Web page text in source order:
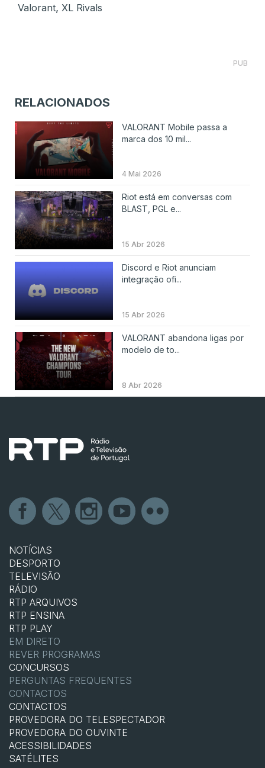
Valorant, XL Rivals
PUB
RELACIONADOS
VALORANT Mobile passa a
marca dos 10 mil...
4 Mai 2026
Riot está em conversas com
BLAST, PGL e...
15 Abr 2026
Discord e Riot anunciam
integração ofi...
15 Abr 2026
VALORANT abandona ligas por
modelo de to...
8 Abr 2026
NOTÍCIAS
DESPORTO
TELEVISÃO
RÁDIO
RTP ARQUIVOS
RTP ENSINA
RTP PLAY
EM DIRETO
REVER PROGRAMAS
CONCURSOS
PERGUNTAS FREQUENTES
CONTACTOS
CONTACTOS
PROVEDORA DO TELESPECTADOR
PROVEDORA DO OUVINTE
ACESSIBILIDADES
SATÉLITES